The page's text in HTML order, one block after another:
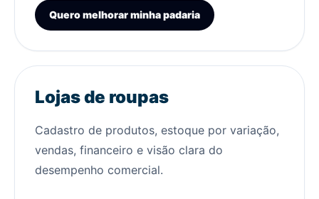
Quero melhorar minha padaria
Lojas de roupas
Cadastro de produtos, estoque por variação,
vendas, financeiro e visão clara do
desempenho comercial.